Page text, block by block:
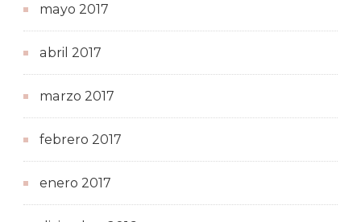
mayo 2017
abril 2017
marzo 2017
febrero 2017
enero 2017